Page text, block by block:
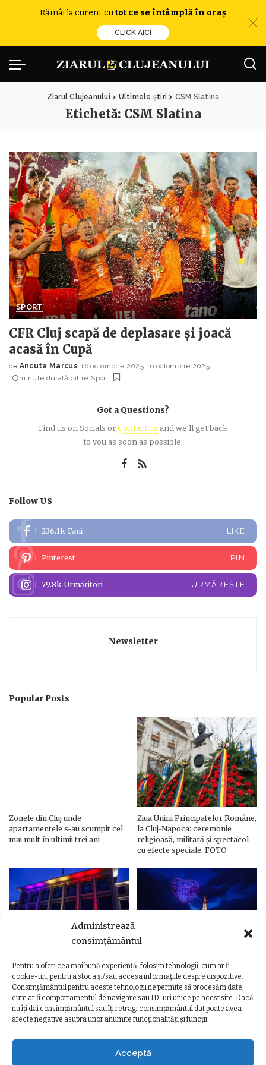
Administrează
consimțământul
Pentru a oferi cea mai bună experiență, folosim tehnologii, cum ar fi
cookie-uri, pentru a stoca și/sau accesa informațiile despre dispozitive.
Consimțământul pentru aceste tehnologii ne permite să procesăm date,
cum ar fi comportamentul de navigare sau ID-uri unice pe acest site. Dacă
nu îți dai consimțământul sau îți retragi consimțământul dat poate avea
afecte negative asupra unor anumite funcționalități și funcții.
Acceptă
Rămâi la curent cutot ce se întâmplă în oraș
CLICK AICI
Ziarul Clujeanului > Ultimele știri > CSM Slatina
Etichetă: CSM Slatina
SPORT
CFR Cluj scapă de deplasare și joacă
acasă în Cupă
Posted
by
de Ancuta Marcus 16 octombrie 2025 16 octombrie 2025
minute durată citire Sport
Got a Questions?
Find us on Socials orContact us and we’ll get back
to you as soon as possible.
Follow US
236.1k Fani LIKE
Pinterest PIN
79.8k Urmăritori URMĂREȘTE
Newsletter
Popular Posts
Zonele din Cluj unde
apartamentele s-au scumpit cel
mai mult în ultimii trei ani
Ziua Unirii Principatelor Române,
la Cluj-Napoca: ceremonie
religioasă, militară și spectacol
cu efecte speciale. FOTO
Ziua Unirii Principatelor Române
– Clădiri și poduri din Cluj,
iluminate în culorile drapelului
Ziua Unirii la Cluj-Napoca.
Programul complet al
evenimentelor